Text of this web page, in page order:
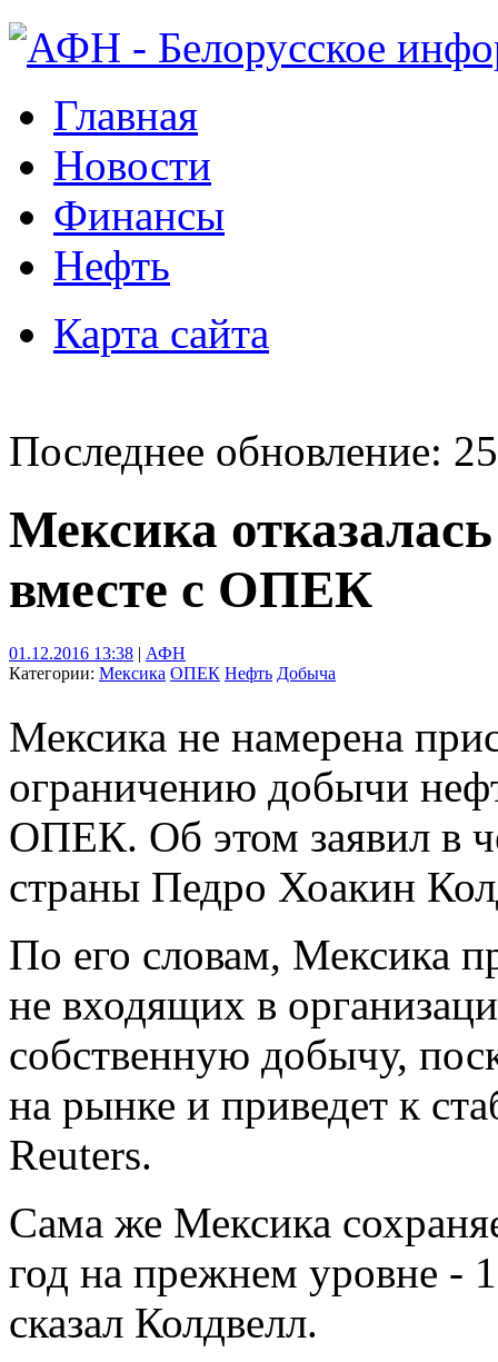
Главная
Новости
Финансы
Нефть
Карта сайта
Последнее обновление:
Мексика
вместе с ОПЕК
01.12.2016 13:38 | АФН
Категории: Мексика ОПЕК Нефть Добыча
Мексика не намерена
ограничению добычи
ОПЕК. Об этом заявил в
страны Педро Хоакин
По его словам, Мексика
не входящих в
собственную добычу,
на рынке и приведет к
Reuters.
Сама же Мексика
год на прежнем уровне -
сказал Колдвелл.